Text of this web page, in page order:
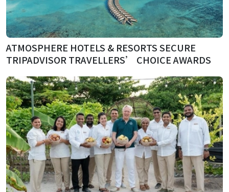
ATMOSPHERE HOTELS & RESORTS SECURE
TRIPADVISOR TRAVELLERS’ CHOICE AWARDS